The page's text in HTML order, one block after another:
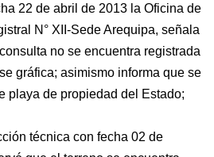
22 de abril de 2013 la Oficina de
N° XII-Sede Arequipa, señala
no se encuentra registrada
gráfica; asimismo informa que se
playa de propiedad del Estado;
técnica con fecha 02 de